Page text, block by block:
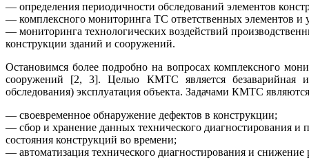
— определения периодичности обследований элементов
— комплексного мониторинга ТС ответственных элементов и
— мониторинга технологических воздействий
конструкции зданий и сооружений.
Остановимся более подробно на вопросах комплексного
сооружений [2, 3]. Целью КМТС является безаварийная
обследования) эксплуатация объекта. Задачами КМТС
— своевременное обнаружение дефектов в конструкции;
— сбор и хранение данных технического диагностирования и
состояния конструкций во времени;
— автоматизация технического диагностирования и снижение